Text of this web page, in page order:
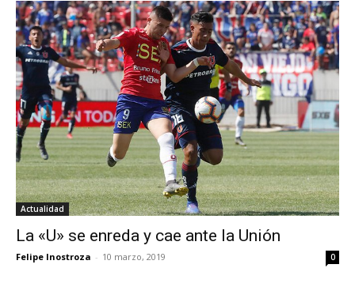
Actualidad
La «U» se enreda y cae ante la Unión
Felipe Inostroza - 10 marzo, 2019 0